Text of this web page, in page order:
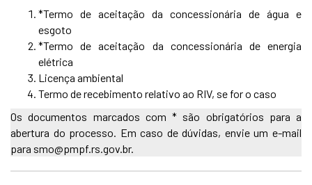
*Termo de aceitação da concessionária de água e
esgoto
*Termo de aceitação da concessionária de energia
elétrica
Licença ambiental
Termo de recebimento relativo ao RIV, se for o caso
Os documentos marcados com * são obrigatórios para a
abertura do processo. Em caso de dúvidas, envie um e-mail
para smo@pmpf.rs.gov.br.